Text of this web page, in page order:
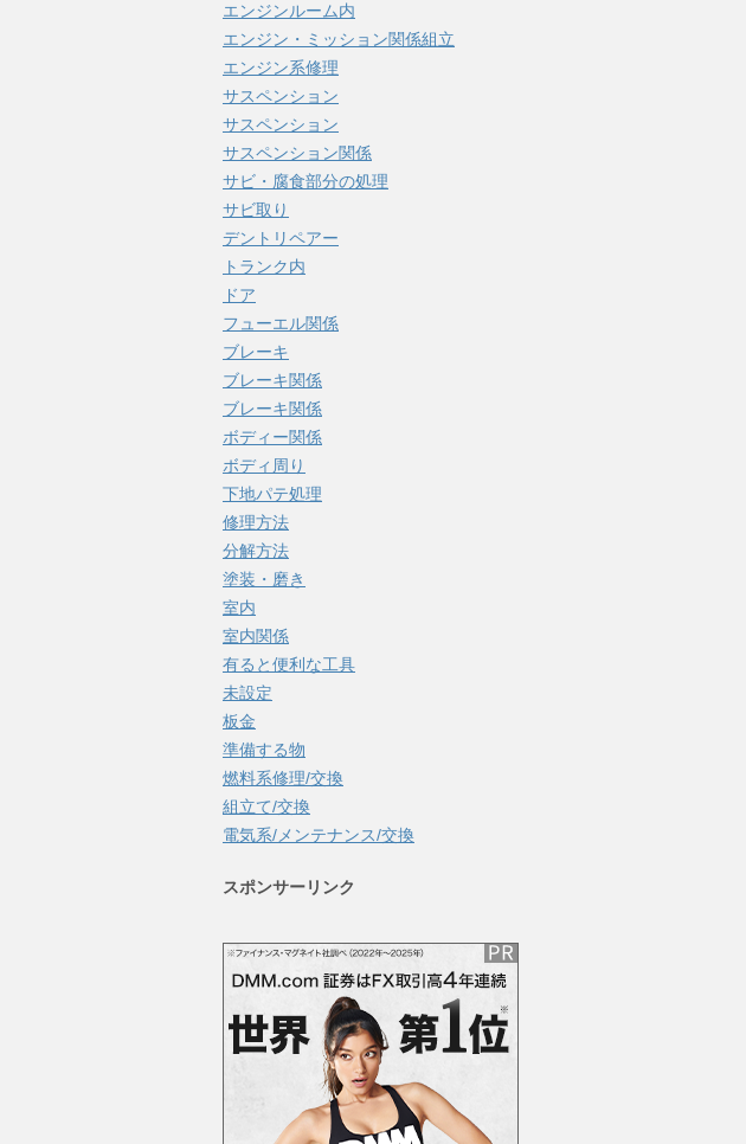
エンジンルーム内
エンジン・ミッション関係組立
エンジン系修理
サスペンション
サスペンション
サスペンション関係
サビ・腐食部分の処理
サビ取り
デントリペアー
トランク内
ドア
フューエル関係
ブレーキ
ブレーキ関係
ブレーキ関係
ボディー関係
ボディ周り
下地パテ処理
修理方法
分解方法
塗装・磨き
室内
室内関係
有ると便利な工具
未設定
板金
準備する物
燃料系修理/交換
組立て/交換
電気系/メンテナンス/交換
スポンサーリンク